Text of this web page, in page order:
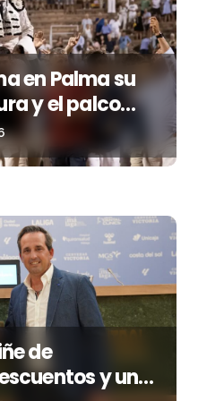
en Palma su
y el palco
Rey
de
y una